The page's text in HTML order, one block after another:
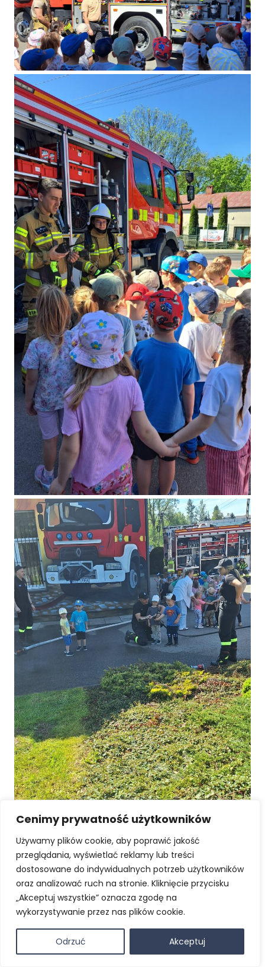
Cenimy prywatność użytkowników
Używamy plików cookie, aby poprawić jakość
przeglądania, wyświetlać reklamy lub treści
dostosowane do indywidualnych potrzeb użytkowników
oraz analizować ruch na stronie. Kliknięcie przycisku
„Akceptuj wszystkie” oznacza zgodę na
wykorzystywanie przez nas plików cookie.
Odrzuć Akceptuj